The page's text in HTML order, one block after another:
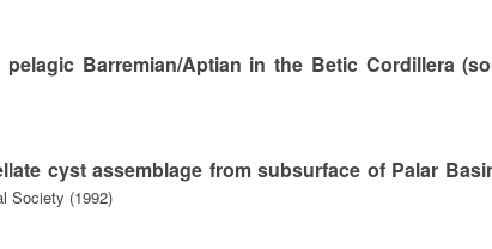
Barremian/Aptian in the Betic Cordillera
cyst assemblage from subsurface of Palar
Society (1992)